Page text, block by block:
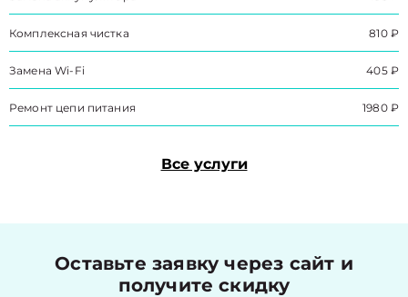
Комплексная чистка 810 ₽
Замена Wi-Fi 405 ₽
Ремонт цепи питания 1980 ₽
Все услуги
Оставьте заявку через сайт и
получите скидку